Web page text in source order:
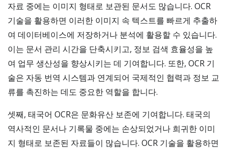
자료 중에는 이미지 형태로 보관된 문서도 많습니다. OCR
기술을 활용하면 이러한 이미지 속 텍스트를 빠르게 추출하
여 데이터베이스에 저장하거나 분석에 활용할 수 있습니다.
이는 문서 관리 시간을 단축시키고, 정보 검색 효율성을 높
여 업무 생산성을 향상시키는 데 기여합니다. 또한, OCR 기
술은 자동 번역 시스템과 연계되어 국제적인 협력과 정보 교
류를 촉진하는 데도 중요한 역할을 합니다.
셋째, 태국어 OCR은 문화유산 보존에 기여합니다. 태국의
역사적인 문서나 기록물 중에는 손상되었거나 희귀한 이미
지 형태로 보존된 자료들이 많습니다. OCR 기술을 활용하면